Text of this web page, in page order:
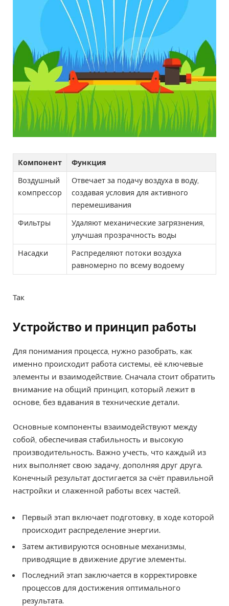
Компонент Функция
Воздушный
компрессор
Отвечает за подачу воздуха в воду,
создавая условия для активного
перемешивания
Фильтры
Удаляют механические загрязнения,
улучшая прозрачность воды
Насадки
Распределяют потоки воздуха
равномерно по всему водоему
Так
Устройство и принцип работы
Для понимания процесса, нужно разобрать, как
именно происходит работа системы, её ключевые
элементы и взаимодействие. Сначала стоит обратить
внимание на общий принцип, который лежит в
основе, без вдавания в технические детали.
Основные компоненты взаимодействуют между
собой, обеспечивая стабильность и высокую
производительность. Важно учесть, что каждый из
них выполняет свою задачу, дополняя друг друга.
Конечный результат достигается за счёт правильной
настройки и слаженной работы всех частей.
Первый этап включает подготовку, в ходе которой
происходит распределение энергии.
Затем активируются основные механизмы,
приводящие в движение другие элементы.
Последний этап заключается в корректировке
процессов для достижения оптимального
результата.